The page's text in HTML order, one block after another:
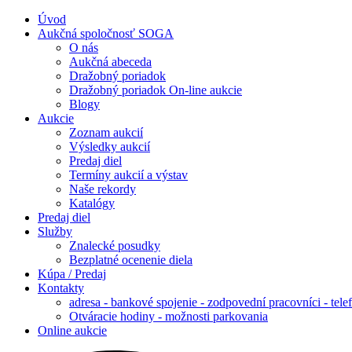
Úvod
Aukčná spoločnosť SOGA
O nás
Aukčná abeceda
Dražobný poriadok
Dražobný poriadok On-line aukcie
Blogy
Aukcie
Zoznam aukcií
Výsledky aukcií
Predaj diel
Termíny aukcií a výstav
Naše rekordy
Katalógy
Predaj diel
Služby
Znalecké posudky
Bezplatné ocenenie diela
Kúpa / Predaj
Kontakty
adresa - bankové spojenie - zodpovední pracovníci -
Otváracie hodiny - možnosti parkovania
Online aukcie